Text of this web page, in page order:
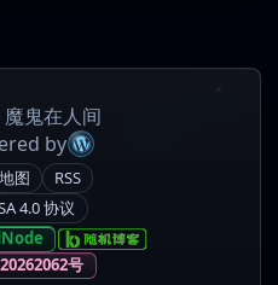
鬼在人间
by
图
RSS
4.0 协议
号